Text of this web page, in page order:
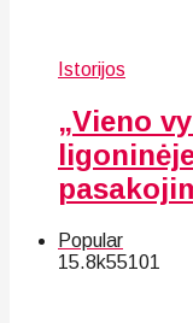
Istorijos
„Vieno
Popular
15.8k55101